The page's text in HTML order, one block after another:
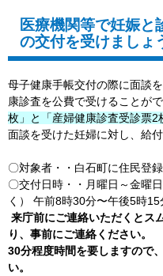
医療機関等で妊娠と
の交付を受けましょ
母子健康手帳交付の際に面談を
康診査を公費で受けることが
枚」と「産婦健康診査受診票2
面談を受けた妊婦に対し、給
〇対象者・・白石町に住民登
〇交付日時・・月曜日～金曜
く） 午前8時30分〜午後5時15
来庁前にご連絡いただくとス
り、事前にご連絡ください。
30分程度時間を要しますので
い。